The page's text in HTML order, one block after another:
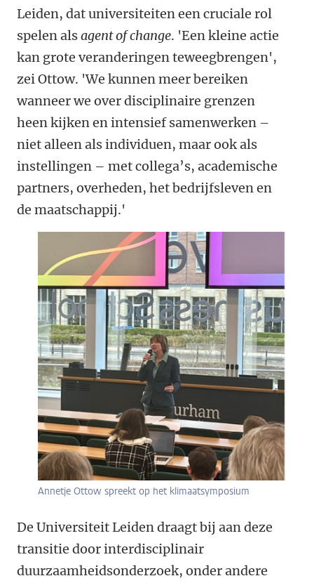
Leiden, dat universiteiten een cruciale rol
spelen alsagent of change. 'Een kleine actie
kan grote veranderingen teweegbrengen',
zei Ottow. 'We kunnen meer bereiken
wanneer we over disciplinaire grenzen
heen kijken en intensief samenwerken –
niet alleen als individuen, maar ook als
instellingen – met collega’s, academische
partners, overheden, het bedrijfsleven en
de maatschappij.'
Annetje Ottow spreekt op het klimaatsymposium
De Universiteit Leiden draagt bij aan deze
transitie door interdisciplinair
duurzaamheidsonderzoek, onder andere